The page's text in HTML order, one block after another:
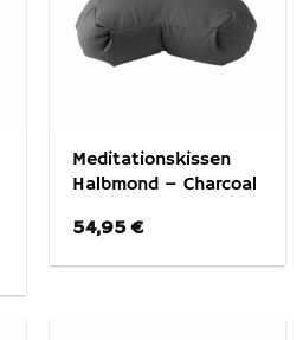
Meditationskissen
Halbmond – Charcoal
54,95€